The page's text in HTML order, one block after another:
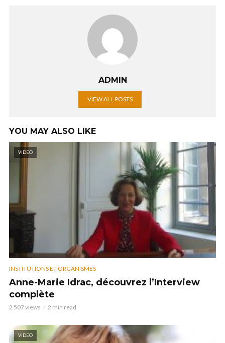
ADMIN
VIEW ALL POSTS
YOU MAY ALSO LIKE
VIDEO
INSTITUTIONS ET ORGANISMES
Anne-Marie Idrac, découvrez l’Interview
complète
2 507 views 2 min read
VIDEO